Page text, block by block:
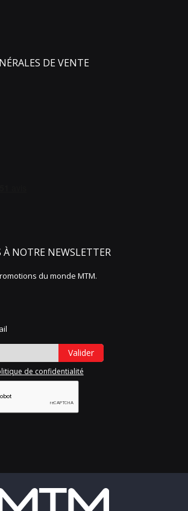
DE VENTE
À NOTRE NEWSLETTER
du monde MTM.
Valider
de confidentialité